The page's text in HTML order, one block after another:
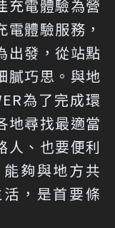
充電體驗為營
體驗服務，
出發，從站點
膩巧思。與地
為了完成環
地尋找最適當
人、也要便利
夠與地方共
，是首要條